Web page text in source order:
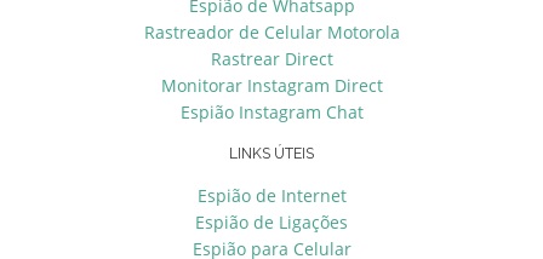
Espião de Whatsapp
Rastreador de Celular Motorola
Rastrear Direct
Monitorar Instagram Direct
Espião Instagram Chat
LINKS ÚTEIS
Espião de Internet
Espião de Ligações
Espião para Celular